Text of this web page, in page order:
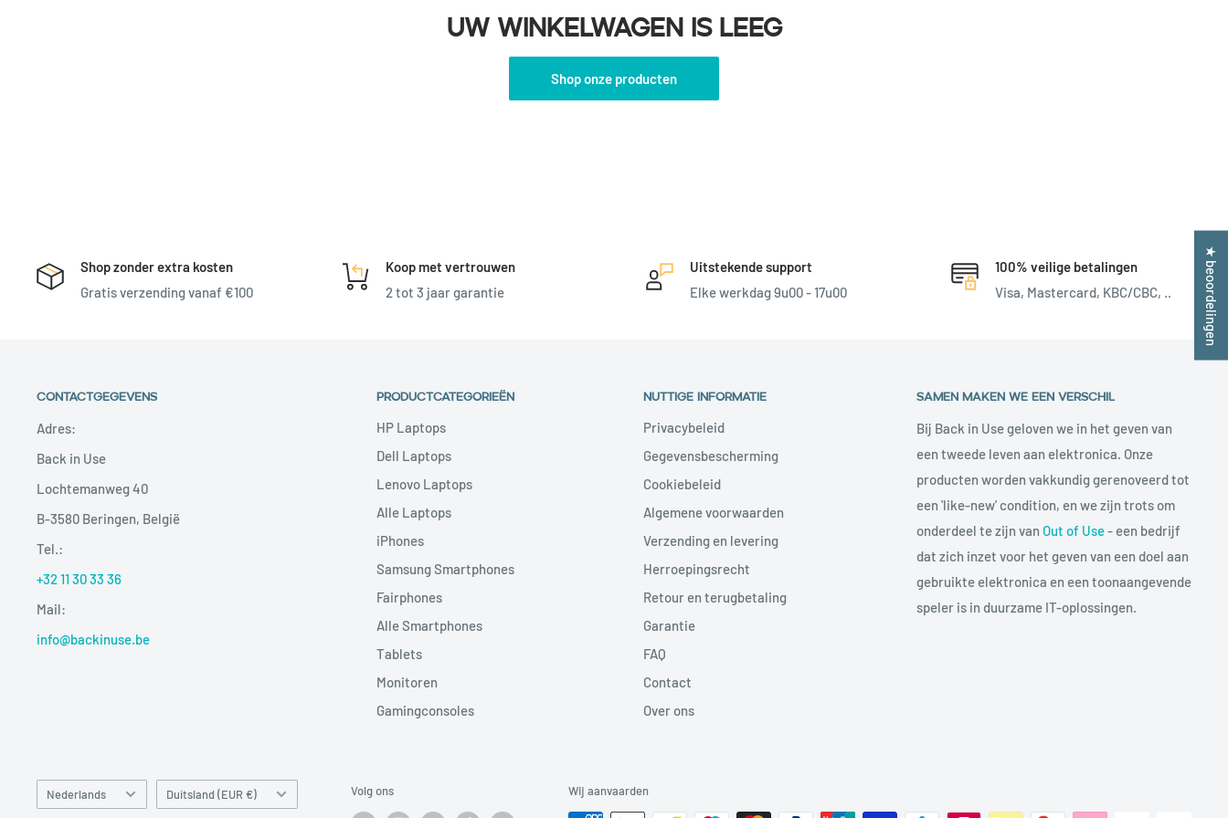
Uw winkelwagen is leeg
Shop onze producten
Shop zonder extra kosten
Gratis verzending vanaf €100
Koop met vertrouwen
2 tot 3 jaar garantie
Uitstekende support
Elke werkdag 9u00 - 17u00
100% veilige betalingen
Visa, Mastercard, KBC/CBC, ..
CONTACTGEGEVENS
Adres:
Back in Use
Lochtemanweg 40
B-3580 Beringen, België
Tel.:
+32 11 30 33 36
Mail:
info@backinuse.be
PRODUCTCATEGORIEËN
HP Laptops
Dell Laptops
Lenovo Laptops
Alle Laptops
iPhones
Samsung Smartphones
Fairphones
Alle Smartphones
Tablets
Monitoren
Gamingconsoles
NUTTIGE INFORMATIE
Privacybeleid
Gegevensbescherming
Cookiebeleid
Algemene voorwaarden
Verzending en levering
Herroepingsrecht
Retour en terugbetaling
Garantie
FAQ
Contact
Over ons
SAMEN MAKEN WE EEN VERSCHIL
Bij Back in Use geloven we in het geven van
een tweede leven aan elektronica. Onze
producten worden vakkundig gerenoveerd tot
een 'like-new' condition, en we zijn trots om
onderdeel te zijn van Out of Use- een bedrijf
dat zich inzet voor het geven van een doel aan
gebruikte elektronica en een toonaangevende
speler is in duurzame IT-oplossingen.
Taal
Nederlands Land/regio
Duitsland (EUR €) Volg ons Wij aanvaarden
★ beoordelingen